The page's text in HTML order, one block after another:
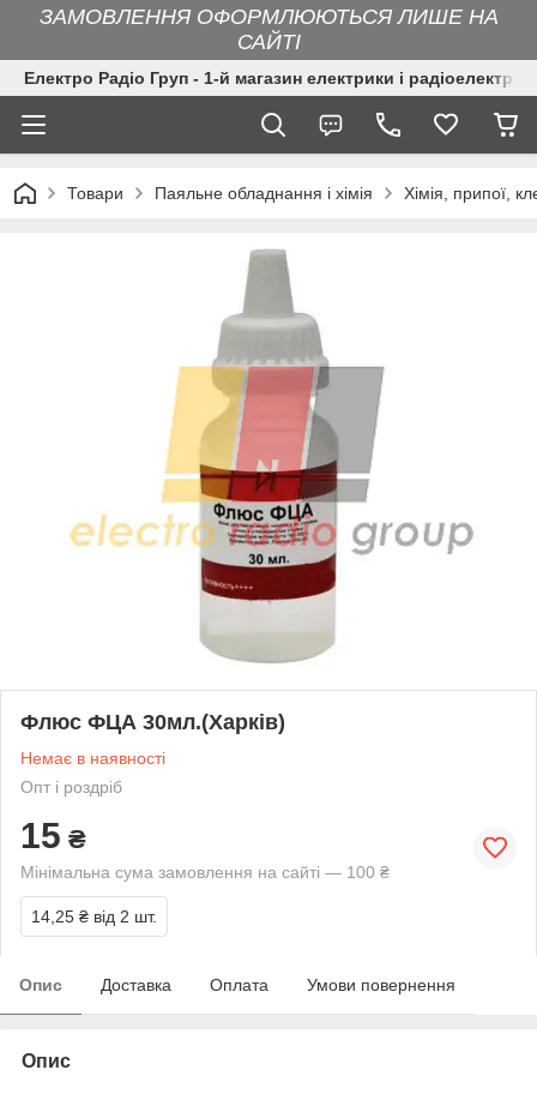
ЗАМОВЛЕННЯ ОФОРМЛЮЮТЬСЯ ЛИШЕ НА
САЙТІ
Електро Радіо Груп - 1-й магазин електрики і
Товари Паяльне обладнання і хімія Хімія, припої,
Флюс ФЦА 30мл.(Харків)
Немає в наявності
Опт і роздріб
15 ₴
Мінімальна сума замовлення на сайті — 100 ₴
14,25 ₴ від 2 шт.
Опис Доставка Оплата Умови повернення
Опис